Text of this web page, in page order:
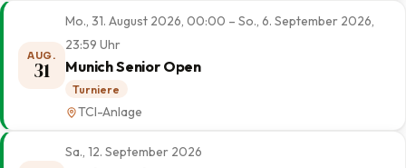
AUG.
31
Mo., 31. August 2026, 00:00 – So., 6. September 2026,
23:59 Uhr
Munich Senior Open
Turniere
TCI-Anlage
Sa., 12. September 2026